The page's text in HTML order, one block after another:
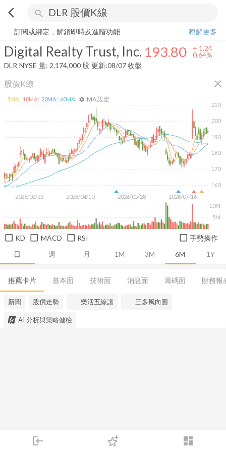
arrow_back_ios search
login dashboard
下單
Digital Realty Trust, Inc. 193.80+
訂閱或綁定，解鎖即時及進階功能
瞭解更多
Digital Realty Trust, Inc. 193.80 + 1.24
0.64%
DLR NYSE 量: 2,174,000 股 更新:08/07 收盤
股價K線 close
日 週 月 1M 3M 6M 1Y
2026/02/23 2026/04/10 2026/05/28 2026/07/16
160
170
180
190
200
210
5M
10M
5MA: 10MA: 20MA: 60MA: settings MA 設定
KD MACD RSI 手勢操作
推薦卡片 基本面 技術面 消息面 籌碼面 財務報
新聞 股價走勢 樂活五線譜 三多風向圖
AI 分析與策略健檢